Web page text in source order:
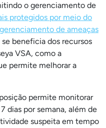
o gerenciamento de
protegidos por meio do
de ameaças
beneficia dos recursos
VSA, como a
permite melhorar a
permite monitorar
dias por semana, além de
suspeita em tempo